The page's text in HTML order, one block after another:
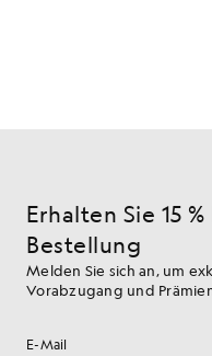
Erhalten Sie 15
Bestellung
Melden Sie sich an, um
Vorabzugang und